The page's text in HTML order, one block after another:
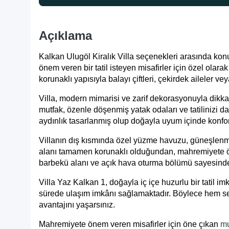
Açıklama
Kalkan Ulugöl Kiralık Villa seçenekleri arasında
önem veren bir tatil isteyen misafirler için özel
korunaklı yapısıyla balayı çiftleri, çekirdek aileler
Villa, modern mimarisi ve zarif dekorasyonuyla
mutfak, özenle döşenmiş yatak odaları ve tatilinizi
aydınlık tasarlanmış olup doğayla uyum içinde
Villanın dış kısmında özel yüzme havuzu,
alanı tamamen korunaklı olduğundan, mahremiyete
barbekü alanı ve açık hava oturma bölümü
Villa Yaz Kalkan 1, doğayla iç içe huzurlu bir tatil
sürede ulaşım imkânı sağlamaktadır. Böylece hem
avantajını yaşarsınız.
Mahremiyete önem veren misafirler için öne çıkan